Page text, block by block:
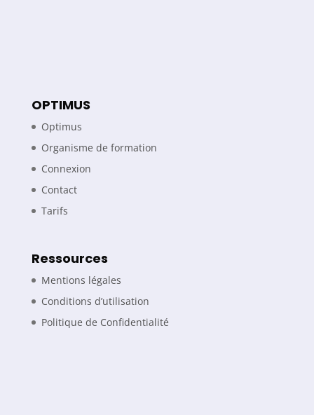
OPTIMUS
Optimus
Organisme de formation
Connexion
Contact
Tarifs
Ressources
Mentions légales
Conditions d’utilisation
Politique de Confidentialité